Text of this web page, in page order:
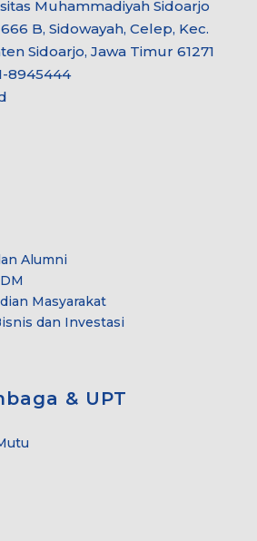
Muhammadiyah Sidoarjo
B, Sidowayah, Celep, Kec.
Sidoarjo, Jawa Timur 61271
Alumni
Masyarakat
dan Investasi
& UPT